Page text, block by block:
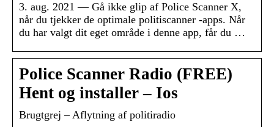
3. aug. 2021 — Gå ikke glip af Police Scanner X,
når du tjekker de optimale politiscanner -apps. Når
du har valgt dit eget område i denne app, får du …
Police Scanner Radio (FREE)
Hent og installer – Ios
Brugtgrej – Aflytning af politiradio